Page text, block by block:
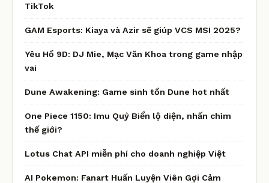
TikTok
GAM Esports: Kiaya và Azir sẽ giúp VCS MSI 2025?
Yêu Hồ 9D: DJ Mie, Mạc Văn Khoa trong game nhập
vai
Dune Awakening: Game sinh tồn Dune hot nhất
One Piece 1150: Imu Quỷ Biển lộ diện, nhấn chìm
thế giới?
Lotus Chat API miễn phí cho doanh nghiệp Việt
AI Pokemon: Fanart Huấn Luyện Viên Gợi Cảm